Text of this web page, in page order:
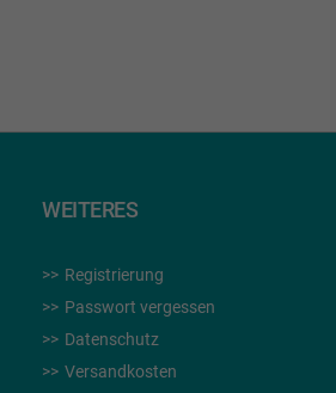
WEITERES
Registrierung
Passwort vergessen
Datenschutz
Versandkosten